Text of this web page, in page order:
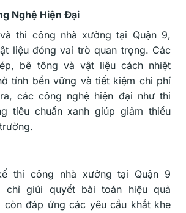
Nghệ Hiện Đại
thi công nhà xưởng tại Quận 9,
liệu đóng vai trò quan trọng. Các
bê tông và vật liệu cách nhiệt
tính bền vững và tiết kiệm chi phí
các công nghệ hiện đại như thi
tiêu chuẩn xanh giúp giảm thiểu
thi công nhà xưởng tại Quận 9
chỉ giúi quyết bài toán hiệu quả
còn đáp ứng các yêu cầu khắt khe